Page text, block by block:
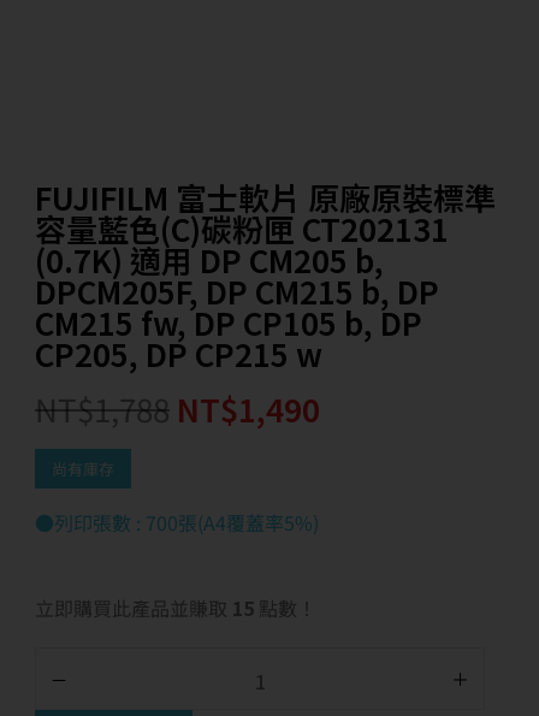
FUJIFILM 富士軟片 原廠原裝標準
容量藍色(C)碳粉匣 CT202131
(0.7K) 適用 DP CM205 b,
DPCM205F, DP CM215 b, DP
CM215 fw, DP CP105 b, DP
CP205, DP CP215 w
NT$1,788 NT$1,490
尚有庫存
●列印張數 : 700張(A4覆蓋率5%)
立即購買此產品並賺取 15 點數！